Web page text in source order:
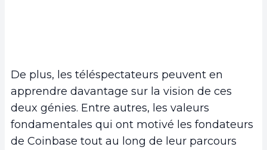
De plus, les téléspectateurs peuvent en
apprendre davantage sur la vision de ces
deux génies. Entre autres, les valeurs
fondamentales qui ont motivé les fondateurs
de Coinbase tout au long de leur parcours